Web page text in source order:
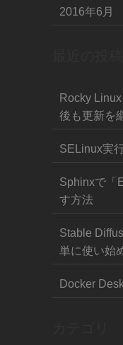
2016年6月
Rocky
後も更新を
SELinux実
Sphinxで「
す方法
Stable
単に使い始
Docker